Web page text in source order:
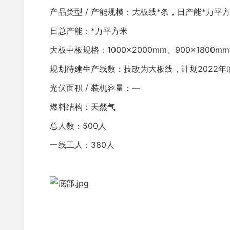
产品类型 / 产能规模：大板线*条，日产能*万平
日总产能：*万平方米
大板中板规格：1000×2000mm、900×1800mm
规划待建生产线数：技改为大板线，计划2022年
光伏面积 / 装机容量：—
燃料结构：天然气
总人数：500人
一线工人：380人